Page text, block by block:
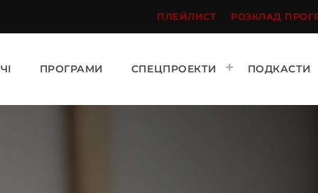
ПЛЕЙЛИСТ РОЗКЛАД
ПРОГРАМИ СПЕЦПРОЕКТИ ПОДКАСТИ